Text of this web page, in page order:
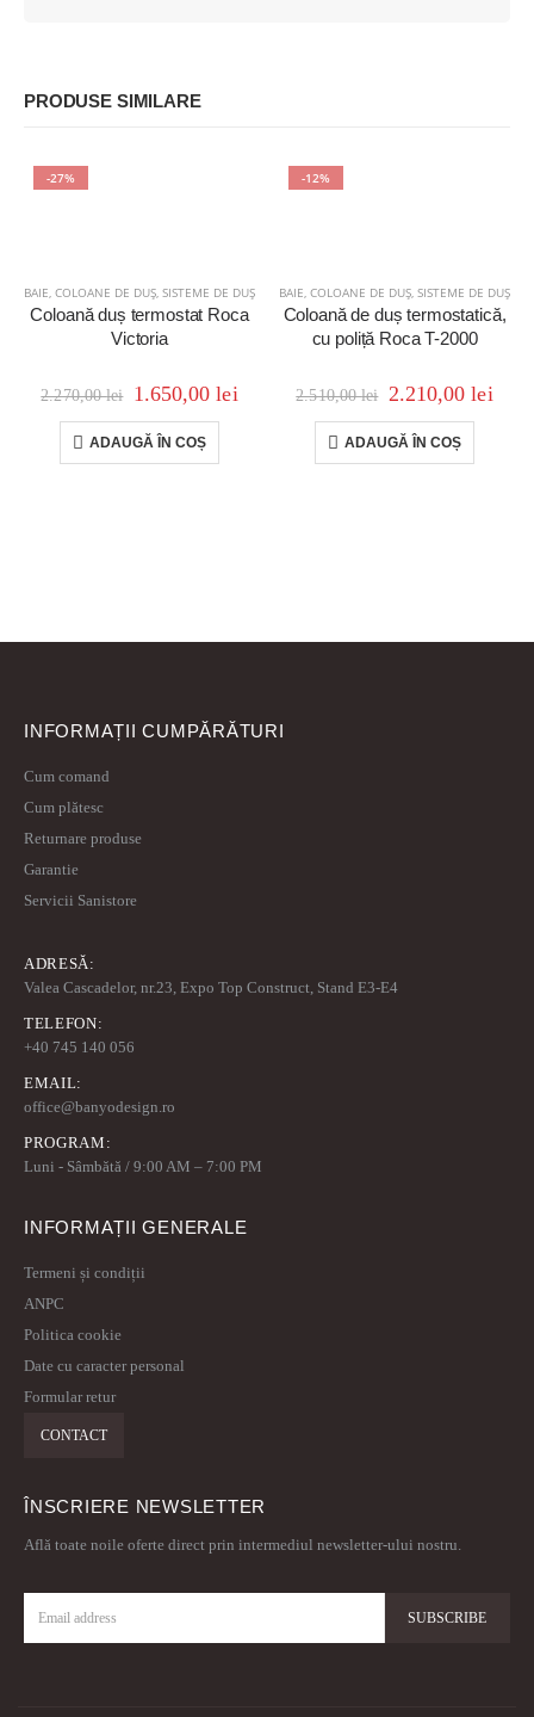
PRODUSE SIMILARE
-27%
BAIE, COLOANE DE DUȘ, SISTEME DE DUȘ
Coloană duș termostat Roca
Victoria
2.270,00lei 1.650,00lei
ADAUGĂ ÎN COȘ
-12%
BAIE, COLOANE DE DUȘ, SISTEME DE DUȘ
Coloană de duș termostatică,
cu poliță Roca T-2000
2.510,00lei 2.210,00lei
ADAUGĂ ÎN COȘ
INFORMAȚII CUMPĂRĂTURI
Cum comand
Cum plătesc
Returnare produse
Garantie
Servicii Sanistore
ADRESĂ:
Valea Cascadelor, nr.23, Expo Top Construct, Stand E3-E4
TELEFON:
+40 745 140 056
EMAIL:
office@banyodesign.ro
PROGRAM:
Luni - Sâmbătă / 9:00 AM – 7:00 PM
INFORMAȚII GENERALE
Termeni și condiții
ANPC
Politica cookie
Date cu caracter personal
Formular retur
CONTACT
ÎNSCRIERE NEWSLETTER
Află toate noile oferte direct prin intermediul newsletter-ului nostru.